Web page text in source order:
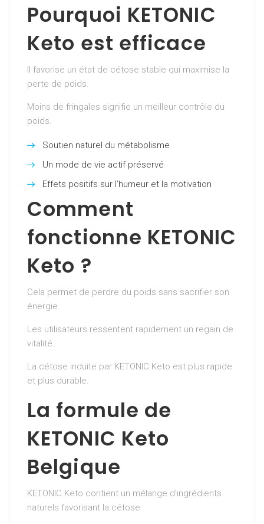
Pourquoi KETONIC
Keto est efficace
Il favorise un état de cétose stable qui maximise la
perte de poids.
Moins de fringales signifie un meilleur contrôle du
poids.
Soutien naturel du métabolisme
Un mode de vie actif préservé
Effets positifs sur l’humeur et la motivation
Comment
fonctionne KETONIC
Keto ?
Cela permet de perdre du poids sans sacrifier son
énergie.
Les utilisateurs ressentent rapidement un regain de
vitalité.
La cétose induite par KETONIC Keto est plus rapide
et plus durable.
La formule de
KETONIC Keto
Belgique
KETONIC Keto contient un mélange d’ingrédients
naturels favorisant la cétose.